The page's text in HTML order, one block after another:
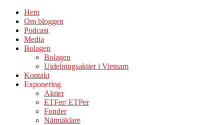
Hem
Om bloggen
Podcast
Media
Bolagen
Bolagen
Utdelningsaktier i Vietnam
Kontakt
Exponering
Aktier
ETFer/ ETPer
Fonder
Nätmäklare